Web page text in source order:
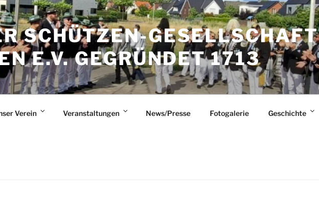
SCHÜTZEN-GESELLSCHAFT
E.V. GEGRÜNDET 1713
Verein Veranstaltungen News/Presse Fotogalerie Geschichte